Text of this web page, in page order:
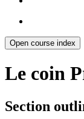
Open course index
Le coin
Section